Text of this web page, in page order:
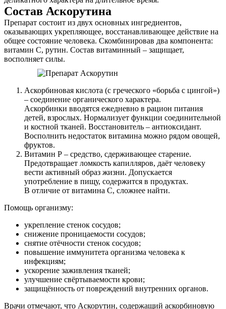
Состав Аскорутина
Препарат состоит из двух основных ингредиентов,
оказывающих укрепляющее, восстанавливающее действие на
общее состояние человека. Скомбинировав два компонента:
витамин С, рутин. Состав витаминный – защищает,
восполняет силы.
Аскорбиновая кислота (с греческого «борьба с цингой»)
– соединение органического характера.
Аскорбинки вводятся ежедневно в рацион питания
детей, взрослых. Нормализует функции соединительной
и костной тканей. Восстановитель – антиоксидант.
Восполнить недостаток витамина можно рядом овощей,
фруктов.
Витамин Р – средство, сдерживающее старение.
Предотвращает ломкость капилляров, даёт человеку
вести активный образ жизни. Допускается
употребление в пищу, содержится в продуктах.
В отличие от витамина С, сложнее найти.
Помощь организму:
укрепление стенок сосудов;
снижение проницаемости сосудов;
снятие отёчности стенок сосудов;
повышение иммунитета организма человека к
инфекциям;
ускорение заживления тканей;
улучшение свёртываемости крови;
защищённость от повреждений внутренних органов.
Врачи отмечают, что Аскорутин, содержащий аскорбиновую